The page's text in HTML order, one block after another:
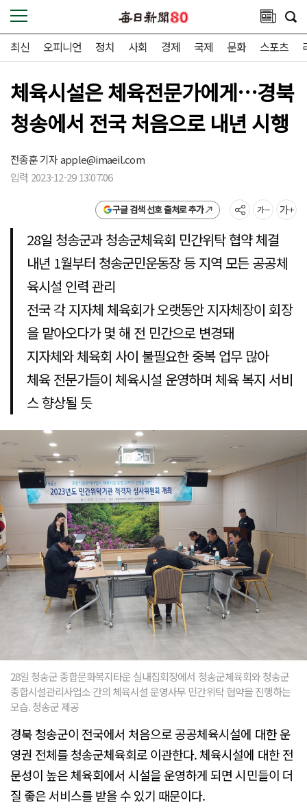
최신 오피니언 정치 사회 경제 국제 문화 스포츠
체육시설은 체육전문가에게…경북
청송에서 전국 처음으로 내년 시행
전종훈 기자apple@imaeil.com
입력 2023-12-29 13:07:06
구글 검색 선호 출처로 추가
28일 청송군과 청송군체육회 민간위탁 협약 체결
내년 1월부터 청송군민운동장 등 지역 모든 공공체
육시설 인력 관리
전국 각 지자체 체육회가 오랫동안 지자체장이 회장
을 맡아오다가 몇 해 전 민간으로 변경돼
지자체와 체육회 사이 불필요한 중복 업무 많아
체육 전문가들이 체육시설 운영하며 체육 복지 서비
스 향상될 듯
28일 청송군 종합문화복지타운 실내집회장에서 청송군체육회와 청송군
종합시설관리사업소 간의 체육시설 운영사무 민간위탁 협약을 진행하는
모습. 청송군 제공
경북 청송군이 전국에서 처음으로 공공체육시설에 대한 운
영권 전체를 청송군체육회로 이관한다. 체육시설에 대한 전
문성이 높은 체육회에서 시설을 운영하게 되면 시민들이 더
질 좋은 서비스를 받을 수 있기 때문이다.